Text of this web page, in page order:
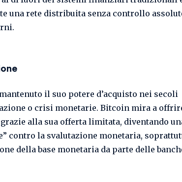
una rete distribuita senza controllo
il suo potere d’acquisto nei secoli
o crisi monetarie. Bitcoin mira a
alla sua offerta limitata, diventando
contro la svalutazione monetaria,
della base monetaria da parte delle